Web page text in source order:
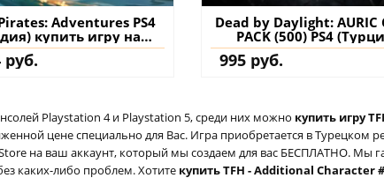
Adventures PS4
купить игру на
аккаунт
руб.
Dead by Daylight: AURIC
PACK (500) PS4
купить дополнение
995 руб.
Playstation 4 и Playstation 5, среди них можно купить игру
цене специально для Вас. Игра приобретается в Турецком
на ваш аккаунт, который мы создаем для вас БЕСПЛАТНО. Мы
каких-либо проблем. Хотите купить TFH - Additional Character